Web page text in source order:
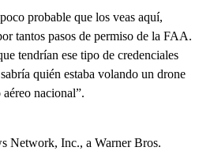
probable que los veas aquí,
tantos pasos de permiso de la FAA.
tendrían ese tipo de credenciales
quién estaba volando un drone
nacional”.
Inc., a Warner Bros.